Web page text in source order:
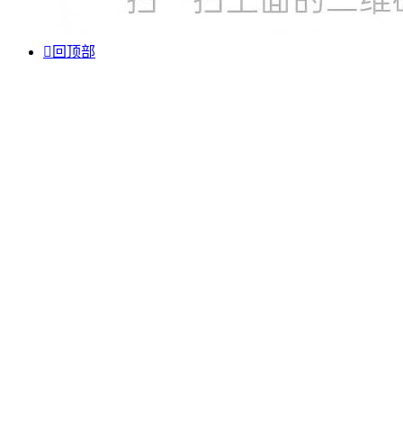
 回顶部